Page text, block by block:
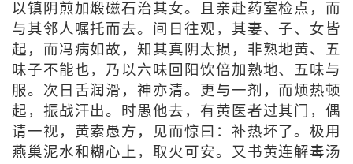
以镇阴煎加煅磁石治其女。且亲赴药室检点，而
与其邻人嘱托而去。间日往观，其妻、子、女皆
起，而冯病如故，知其真阴太损，非熟地黄、五
味子不能也，乃以六味回阳饮倍加熟地、五味与
服。次日舌润滑，神亦清。更与一剂，而烦热顿
起，振战汗出。时愚他去，有黄医者过其门，偶
请一视，黄索愚方，见而惊曰：补热坏了。极用
燕巢泥水和糊心上，取火可安。又书黄连解毒汤